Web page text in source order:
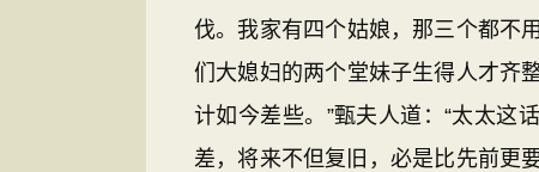
伐。我家有四个姑娘，那三个都不
们大媳妇的两个堂妹子生得人才齐
计如今差些。”甄夫人道：“太太这
差，将来不但复旧，必是比先前更